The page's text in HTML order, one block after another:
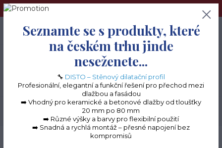
➢Terče pod dlažbu naleznete na e-shopu www.terceshop.cz!➢
+420 605 740 744
0
0 Kč
Balkonové lišty do lepidla Balkonová lišta ECO 100
Seznamte se s produkty, které
na českém trhu jinde
neseženete...
🔧 DISTO – Stěnový dilatační profil
Profesionální, elegantní a funkční řešení pro přechod mezi
dlažbou a fasádou
➡️ Vhodný pro keramické a betonové dlažby od tloušťky
20 mm po 80 mm
➡️ Různé výšky a barvy pro flexibilní použití
➡️ Snadná a rychlá montáž – přesné napojení bez
kompromisů